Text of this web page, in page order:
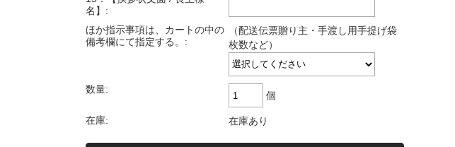
名】:
ほか指示事項は、カートの中の
備考欄にて指定する。:
（配送伝票贈り主・手渡し用手提げ袋
枚数など）
数量:
個
在庫: 在庫あり